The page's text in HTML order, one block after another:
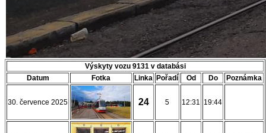
Výskyty vozu 9131 v databási
Datum
Fotka Linka Pořadí Od Do Poznámka
30. července 2025 24 5 12:31 19:44